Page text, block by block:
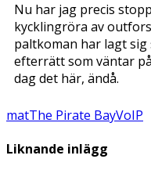
Nu har jag precis
kycklingröra av
paltkoman har lagt
efterrätt som väntar
dag det här, ändå.
matThe Pirate BayVoIP
Liknande inlägg